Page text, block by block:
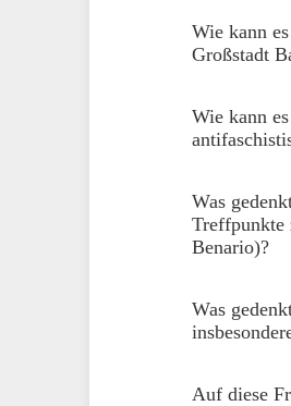
Wie kann
Großstadt
Wie kann
Was
Treffpunkte
Benario)?
Was
Auf diese